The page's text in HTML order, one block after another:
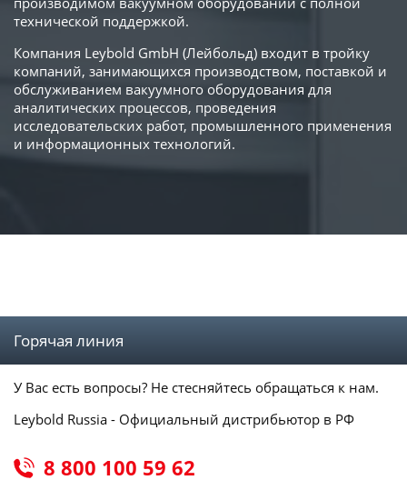
технической поддержкой.
Компания Leybold GmbH (Лейбольд) входит в тройку
компаний, занимающихся производством, поставкой и
обслуживанием вакуумного оборудования для
аналитических процессов, проведения
исследовательских работ, промышленного применения
и информационных технологий.
Горячая линия
У Вас есть вопросы? Не стесняйтесь обращаться к нам.
Leybold Russia - Официальный дистрибьютор в РФ
8 800 100 59 62